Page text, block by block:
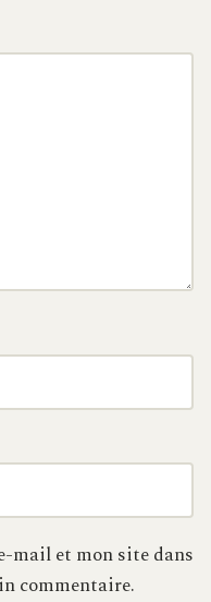
mail et mon site dans
commentaire.